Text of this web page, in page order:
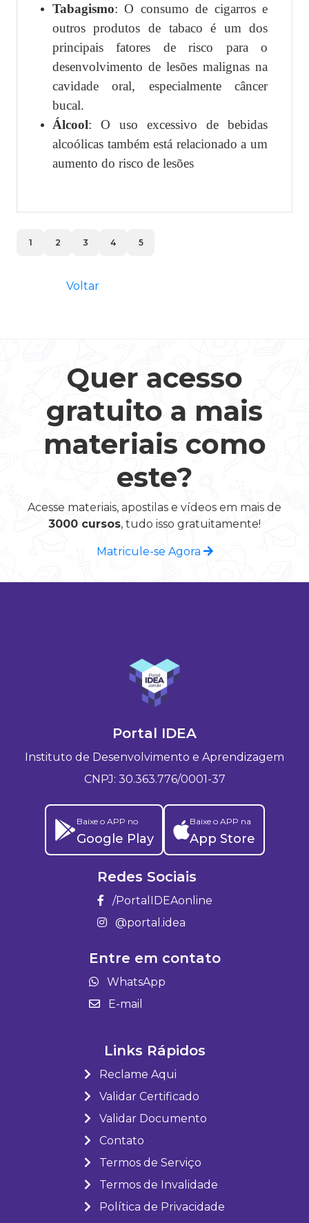
Tabagismo: O consumo de cigarros e
outros produtos de tabaco é um dos
principais fatores de risco para o
desenvolvimento de lesões malignas na
cavidade oral, especialmente câncer
bucal.
Álcool: O uso excessivo de bebidas
alcoólicas também está relacionado a um
aumento do risco de lesões
1 2 3 4 5
Voltar
Quer acesso
gratuito a mais
materiais como
este?
Acesse materiais, apostilas e vídeos em mais de
3000 cursos, tudo isso gratuitamente!
Matricule-se Agora
Portal IDEA
Instituto de Desenvolvimento e Aprendizagem
CNPJ: 30.363.776/0001-37
Baixe o APP no
Google Play
Baixe o APP na
App Store
Redes Sociais
/PortalIDEAonline
@portal.idea
Entre em contato
WhatsApp
E-mail
Links Rápidos
Reclame Aqui
Validar Certificado
Validar Documento
Contato
Termos de Serviço
Termos de Invalidade
Política de Privacidade